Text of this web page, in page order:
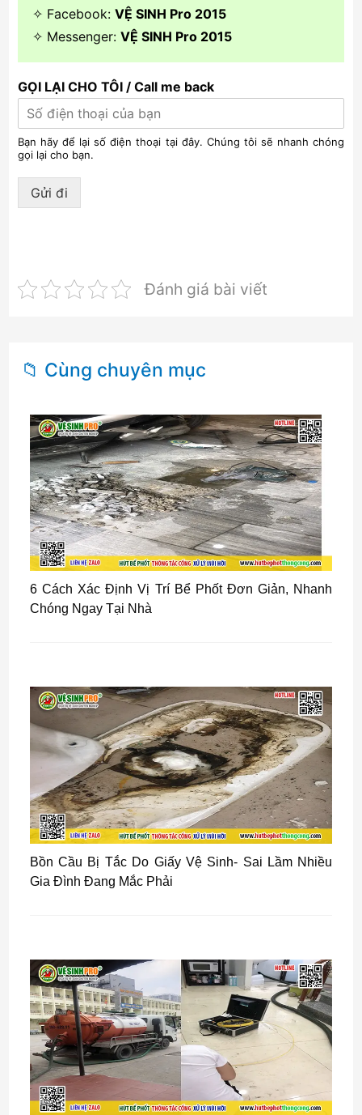
✧ Facebook: VỆ SINH Pro 2015
✧ Messenger: VỆ SINH Pro 2015
GỌI LẠI CHO TÔI / Call me back
Bạn hãy để lại số điện thoại tại đây. Chúng tôi sẽ nhanh chóng
gọi lại cho bạn.
Gửi đi
Đánh giá bài viết
📁 Cùng chuyên mục
6 Cách Xác Định Vị Trí Bể Phốt Đơn Giản, Nhanh
Chóng Ngay Tại Nhà
Bồn Cầu Bị Tắc Do Giấy Vệ Sinh- Sai Lầm Nhiều
Gia Đình Đang Mắc Phải